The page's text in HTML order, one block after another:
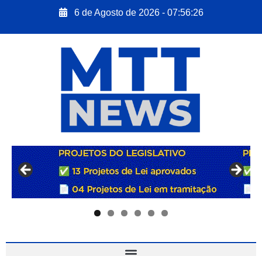
6 de Agosto de 2026 - 07:56:27